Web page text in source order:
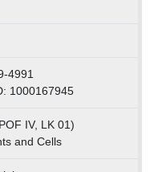
4991
1000167945
IV, LK 01)
and Cells